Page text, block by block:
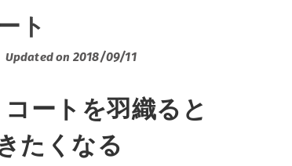
ト
Updated on 2018/09/11
コートを羽織ると
たくなる